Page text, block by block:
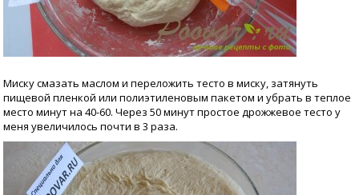
Миску смазать маслом и переложить тесто в миску, затянуть
пищевой пленкой или полиэтиленовым пакетом и убрать в теплое
место минут на 40-60. Через 50 минут простое дрожжевое тесто у
меня увеличилось почти в 3 раза.